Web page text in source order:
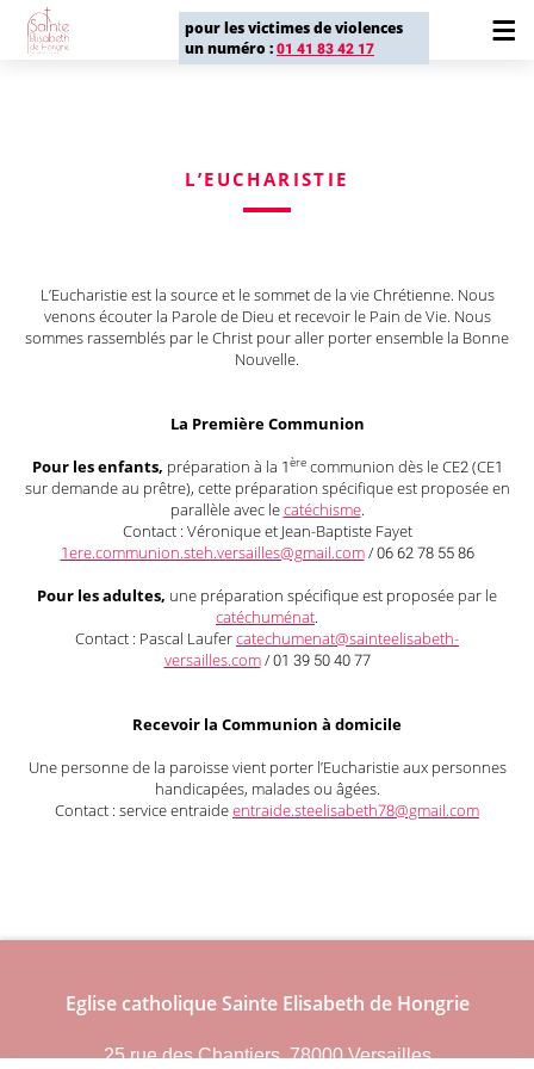
pour les victimes de violences
un numéro :01 41 83 42 17
L’EUCHARISTIE
L’Eucharistie est la source et le sommet de la vie Chrétienne. Nous
venons écouter la Parole de Dieu et recevoir le Pain de Vie. Nous
sommes rassemblés par le Christ pour aller porter ensemble la Bonne
Nouvelle.
La Première Communion
Pour les enfants, préparation à la 1èrecommunion dès le CE2 (CE1
sur demande au prêtre), cette préparation spécifique est proposée en
parallèle avec lecatéchisme.
Contact : Véronique et Jean-Baptiste Fayet
1ere.communion.steh.versailles@gmail.com/ 06 62 78 55 86
Pour les adultes, une préparation spécifique est proposée par le
catéchuménat.
Contact : Pascal Laufercatechumenat@sainteelisabeth-
versailles.com/ 01 39 50 40 77
Recevoir la Communion à domicile
Une personne de la paroisse vient porter l’Eucharistie aux personnes
handicapées, malades ou âgées.
Contact : service entraideentraide.steelisabeth78@gmail.com
Eglise catholique Sainte Elisabeth de Hongrie
25 rue des Chantiers, 78000 Versailles